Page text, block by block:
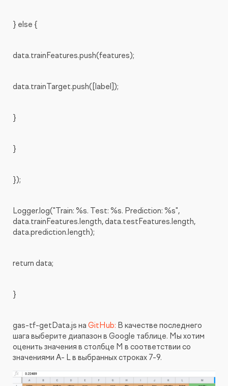
} else {
data.trainFeatures.push(features);
data.trainTarget.push([label]);
}
}
});
Logger.log("Train: %s. Test: %s. Prediction: %s",
data.trainFeatures.length, data.testFeatures.length,
data.prediction.length);
return data;
}
gas-tf-getData.js на GitHub: В качестве последнего
шага выберите диапазон в Google таблице. Мы хотим
оценить значения в столбце M в соответствии со
значениями A- L в выбранных строках 7-9.